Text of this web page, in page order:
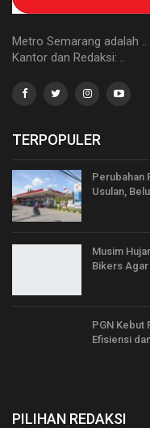
Metro Semarang adalah ..
Kantor dan Redaksi: ..
TERPOPULER
Perubahan
Usulan,
Musim
Bikers Agar
PGN Kebut
Efisiensi
PILIHAN REDAKSI